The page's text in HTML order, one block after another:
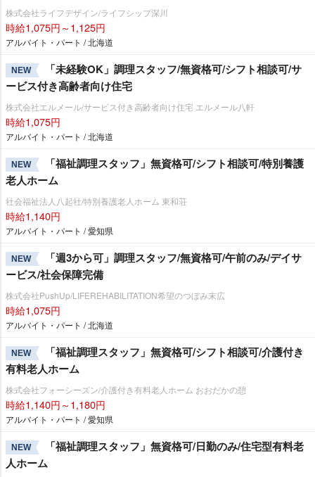
株式会社ライフデザイン/ライフシップ深川
時給1,075円～1,125円
アルバイト・パート / 北海道
NEW
「未経験OK」調理スタッフ/無資格可/シフト相談可/サ
ービス付き高齢者向け住宅
株式会社エルメール/サービス付き高齢者向け住宅 エルメール八軒
時給1,075円
アルバイト・パート / 北海道
NEW
「福祉調理スタッフ」無資格可/シフト相談可/特別養護
老人ホーム
社会福祉法人八起社/特別養護老人ホーム 東和荘
時給1,140円
アルバイト・パート / 愛知県
NEW
「週3から可」調理スタッフ/無資格可/午前のみ/デイサ
ービス/社会保障完備
株式会社PushUp/LIFEREHABILITATION希望のつぼみ末広
時給1,075円
アルバイト・パート / 北海道
NEW
「福祉調理スタッフ」無資格可/シフト相談可/介護付き
有料老人ホーム
株式会社フォーシーズン/介護付き有料老人ホーム おおだかの憩
時給1,140円～1,180円
アルバイト・パート / 愛知県
NEW
「福祉調理スタッフ」無資格可/日勤のみ/住宅型有料老
人ホーム